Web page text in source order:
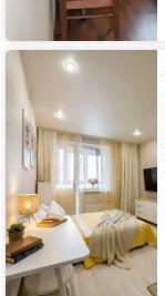
Апартаменты
закате